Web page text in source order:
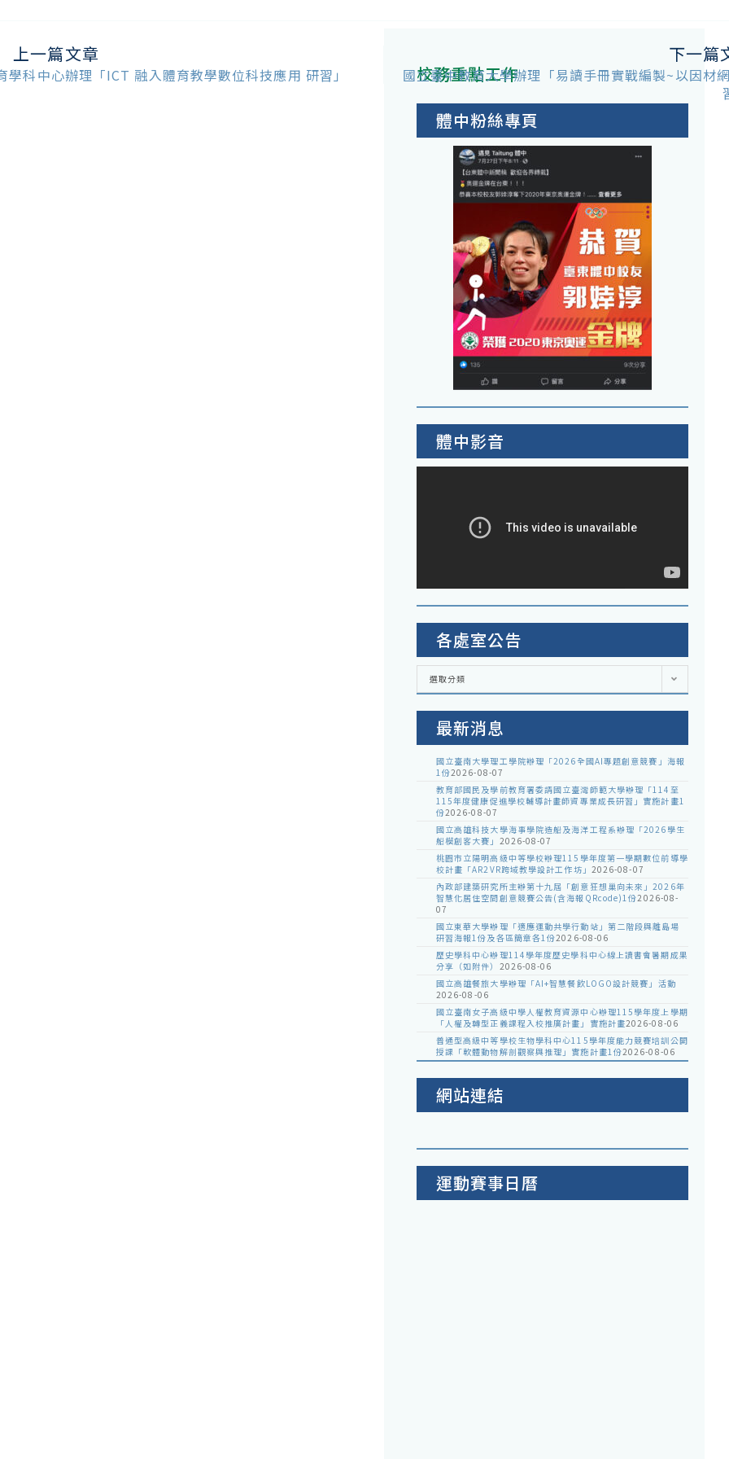
上一篇文章
學科中心辦理「ICT 融入體育教學數位科技應用 研習」
下一篇
國立臺中教育大學辦理「易讀手冊實戰編製~以因材
校務重點工作
體中粉絲專頁
體中影音
各處室公告
各
室
選取分類
最新消息
國立臺南大學理工學院辦理「2026全國AI專題創意競賽」海報
1份2026-08-07
教育部國民及學前教育署委請國立臺灣師範大學辦理「114至
115年度健康促進學校輔導計畫師資專業成長研習」實施計畫1
份2026-08-07
國立高雄科技大學海事學院造船及海洋工程系辦理「2026學生
船模創客大賽」 2026-08-07
桃園市立陽明高級中等學校辦理115學年度第一學期數位前導學
校計畫「AR2VR跨域教學設計工作坊」 2026-08-07
內政部建築研究所主辦第十九屆「創意狂想巢向未來」2026年
智慧化居住空間創意競賽公告(含海報QRcode)1份2026-08-
07
國立東華大學辦理「適應運動共學行動站」第二階段與離島場
研習海報1份及各區簡章各1份2026-08-06
歷史學科中心辦理114學年度歷史學科中心線上讀書會暑期成果
分享（如附件） 2026-08-06
國立高雄餐旅大學辦理「AI+智慧餐飲LOGO設計競賽」活動
2026-08-06
國立臺南女子高級中學人權教育資源中心辦理115學年度上學期
「人權及轉型正義課程入校推廣計畫」實施計畫2026-08-06
普通型高級中等學校生物學科中心115學年度能力競賽培訓公開
授課「軟體動物解剖觀察與推理」實施計畫1份2026-08-06
網站連結
運動賽事日曆